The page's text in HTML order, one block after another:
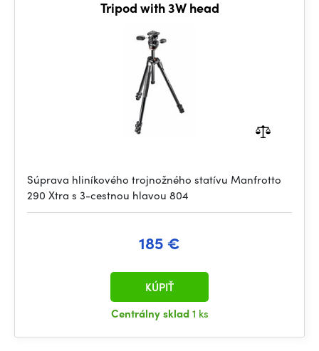
Tripod with 3W head
Súprava hliníkového trojnožného statívu Manfrotto
290 Xtra s 3-cestnou hlavou 804
185 €
Centrálny sklad1 ks
KÚPIŤ